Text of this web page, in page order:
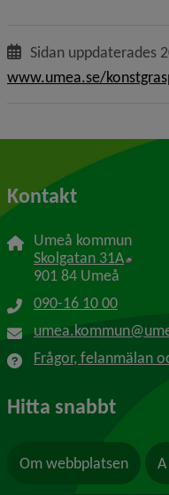
Sidan uppdaterades
www.umea.se/
Kontakt
Umeå kommun
Skolgatan 31A Länk
901 84 Umeå
090-16 10 00
Frågor, felanmälan
Hitta snabbt
Om webbplatsen